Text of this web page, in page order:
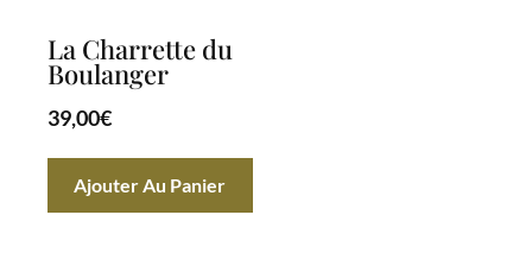
La Charrette du
Boulanger
39,00€
Ajouter Au Panier